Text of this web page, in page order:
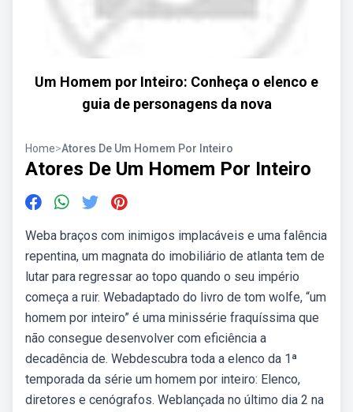
Um Homem por Inteiro: Conheça o elenco e
guia de personagens da nova
Home>Atores De Um Homem Por Inteiro
Atores De Um Homem Por Inteiro
Weba braços com inimigos implacáveis e uma falência
repentina, um magnata do imobiliário de atlanta tem de
lutar para regressar ao topo quando o seu império
começa a ruir. Webadaptado do livro de tom wolfe, “um
homem por inteiro” é uma minissérie fraquíssima que
não consegue desenvolver com eficiência a
decadência de. Webdescubra toda a elenco da 1ª
temporada da série um homem por inteiro: Elenco,
diretores e cenógrafos. Weblançada no último dia 2 na